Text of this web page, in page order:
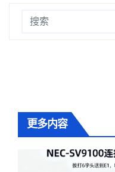
更多内容